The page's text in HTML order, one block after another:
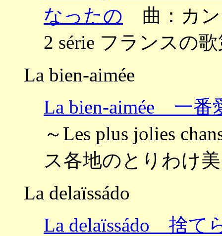
なったの 曲：カン
2 série フランスの
La bien-aimée
La bien-aimée 一番
～Les plus jolies
ス各地のとりわけ
La delaïssádo
La delaïssádo 捨て